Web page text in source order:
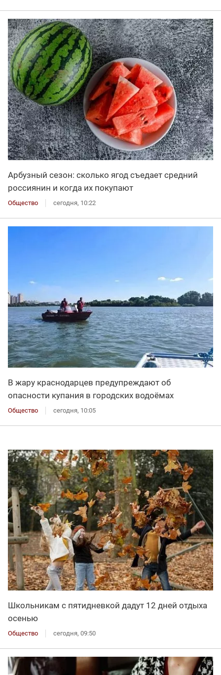
Арбузный сезон: сколько ягод съедает средний
россиянин и когда их покупают
Общество сегодня, 10:22
В жару краснодарцев предупреждают об
опасности купания в городских водоёмах
Общество сегодня, 10:05
Школьникам с пятидневкой дадут 12 дней отдыха
осенью
Общество сегодня, 09:50